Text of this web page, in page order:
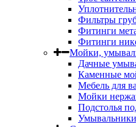
Фильтры
Фитинги
Фитинги
Мойки,
Дачные
Каменные
Мебель для
Мойки
Подстолья